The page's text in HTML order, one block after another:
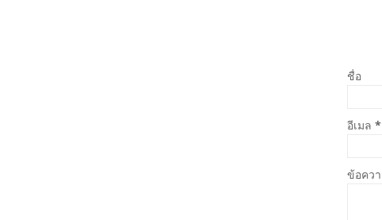
ชื่อ
อีเมล *
ข้อคว